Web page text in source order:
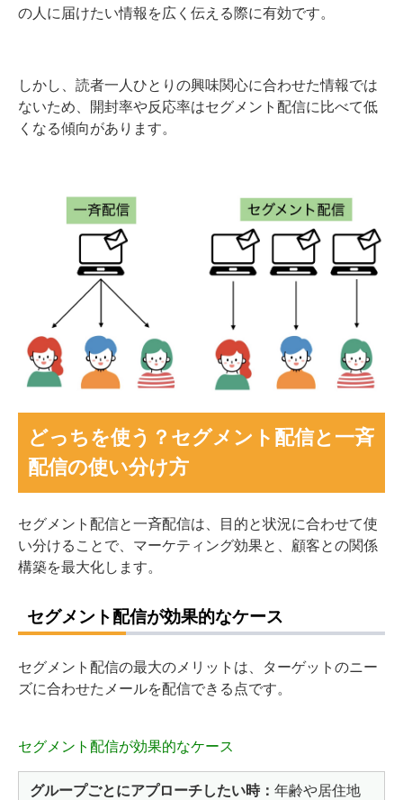
の人に届けたい情報を広く伝える際に有効です。
しかし、読者一人ひとりの興味関心に合わせた情報では
ないため、開封率や反応率はセグメント配信に比べて低
くなる傾向があります。
どっちを使う？セグメント配信と一斉
配信の使い分け方
セグメント配信と一斉配信は、目的と状況に合わせて使
い分けることで、マーケティング効果と、顧客との関係
構築を最大化します。
セグメント配信が効果的なケース
セグメント配信の最大のメリットは、ターゲットのニー
ズに合わせたメールを配信できる点です。
セグメント配信が効果的なケース
グループごとにアプローチしたい時： 年齢や居住地